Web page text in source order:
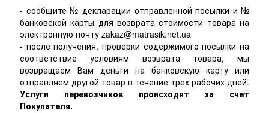
- сообщите № декларации отправленной посылки и №
банковской карты для возврата стоимости товара на
электронную почту zakaz@matrasik.net.ua
- после получения, проверки содержимого посылки на
соответствие условиям возврата товара, мы
возвращаем Вам деньги на банковскую карту или
отправляем другой товар в течение трех рабочих дней.
Услуги перевозчиков происходят за счет
Покупателя.